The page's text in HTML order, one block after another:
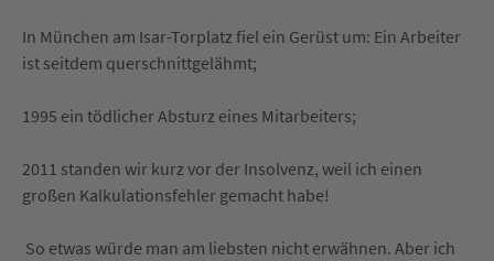
In München am Isar-Torplatz fiel ein Gerüst um: Ein Arbeiter
ist seitdem querschnittgelähmt;
1995 ein tödlicher Absturz eines Mitarbeiters;
2011 standen wir kurz vor der Insolvenz, weil ich einen
großen Kalkulationsfehler gemacht habe!
So etwas würde man am liebsten nicht erwähnen. Aber ich